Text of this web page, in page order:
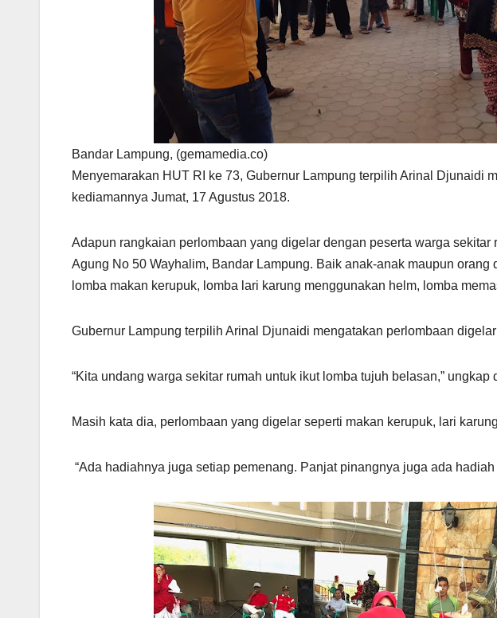
Bandar Lampung, (gemamedia.co)
Menyemarakan HUT RI ke 73, Gubernur Lampung terpilih Arinal Djunaidi
kediamannya Jumat, 17 Agustus 2018.
Adapun rangkaian perlombaan yang digelar dengan peserta warga sekitar
Agung No 50 Wayhalim, Bandar Lampung. Baik anak-anak maupun
lomba makan kerupuk, lomba lari karung menggunakan helm, lomba
Gubernur Lampung terpilih Arinal Djunaidi mengatakan perlombaan
“Kita undang warga sekitar rumah untuk ikut lomba tujuh belasan,” ungkap
Masih kata dia, perlombaan yang digelar seperti makan kerupuk, lari
“Ada hadiahnya juga setiap pemenang. Panjat pinangnya juga ada hadiah